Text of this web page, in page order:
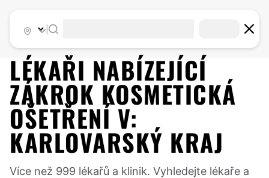
LÉKAŘI NABÍZEJÍCÍ
ZÁKROK KOSMETICKÁ
OŠETŘENÍ V:
KARLOVARSKÝ KRAJ
Více než 999 lékařů a klinik. Vyhledejte lékaře a